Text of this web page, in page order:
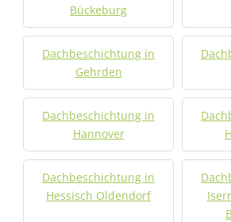
Bückeburg
Dachbeschichtung in
Gehrden
Dachbeschichtung in
Hannover
Dachbeschichtung in
Hessisch Oldendorf